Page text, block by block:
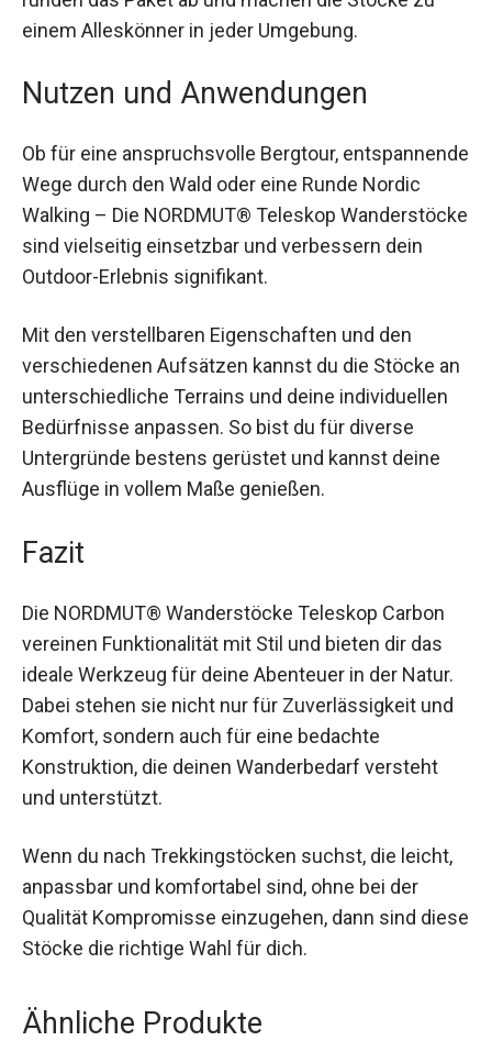
Stöcke zu einem Alleskönner in jeder Umgebung.
Nutzen und Anwendungen
entspannende Wege durch den Wald oder eine
Runde Nordic Walking – Die NORDMUT®
Teleskop Wanderstöcke sind vielseitig
einsetzbar und verbessern dein Outdoor-Erlebnis
signifikant.
Mit den verstellbaren Eigenschaften und den
verschiedenen Aufsätzen kannst du die Stöcke
an unterschiedliche Terrains und deine
individuellen Bedürfnisse anpassen. So bist du
für diverse Untergründe bestens gerüstet und
kannst deine Ausflüge in vollem Maße genießen.
Fazit
Die NORDMUT® Wanderstöcke Teleskop Carbon
vereinen Funktionalität mit Stil und bieten dir das
ideale Werkzeug für deine Abenteuer in der Natur.
Dabei stehen sie nicht nur für Zuverlässigkeit und
Komfort, sondern auch für eine bedachte
Konstruktion, die deinen Wanderbedarf versteht
und unterstützt.
Wenn du nach Trekkingstöcken suchst, die leicht,
anpassbar und komfortabel sind, ohne bei der
Qualität Kompromisse einzugehen, dann sind
diese Stöcke die richtige Wahl für dich.
Ähnliche Produkte